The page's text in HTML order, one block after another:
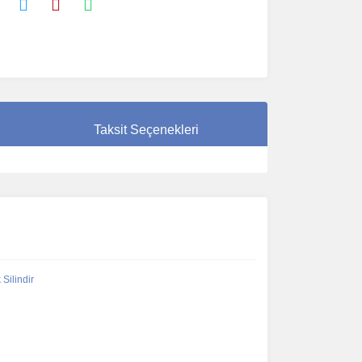
Taksit Seçenekleri